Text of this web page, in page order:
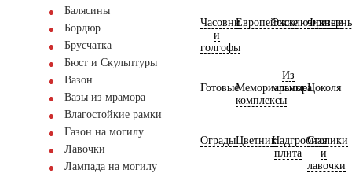
Балясины
Бордюр
Брусчатка
Бюст и Скульптуры
Вазон
Вазы из мрамора
Влагостойкие рамки
Газон на могилу
Лавочки
Лампада на могилу
Часовни
и
голгофы
ЕвропейскиеЭксклюзивные
ГотовыеМемориальные
комплексы
Из
мрамораЦоколя
ОградыЦветникНадгробная
плита
Столики
и
лавочки